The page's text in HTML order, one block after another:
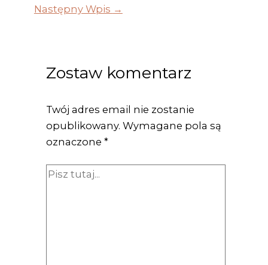
Następny Wpis →
Zostaw komentarz
Twój adres email nie zostanie
opublikowany. Wymagane pola są
oznaczone *